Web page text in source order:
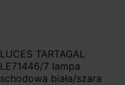
LUCES TARTAGAL
LE71446/7 lampa
schodowa biała/szara